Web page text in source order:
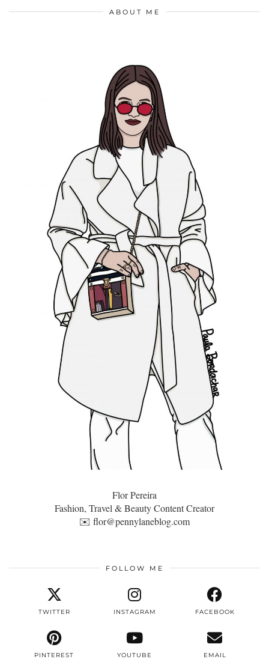
ABOUT ME
Flor Pereira
Fashion, Travel & Beauty Content Creator
✉️ flor@pennylaneblog.com
FOLLOW ME
TWITTER INSTAGRAM FACEBOOK
PINTEREST YOUTUBE EMAIL